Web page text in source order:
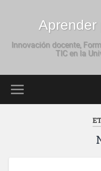
Aprender
Innovación docente,
TIC en la